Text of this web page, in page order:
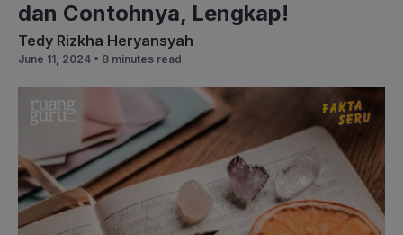
dan Contohnya, Lengkap!
Tedy Rizkha Heryansyah
June 11, 2024 • 8 minutes read